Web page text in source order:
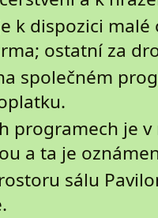
k dispozici
ostatní za
společném
programech je
a ta je
sálu